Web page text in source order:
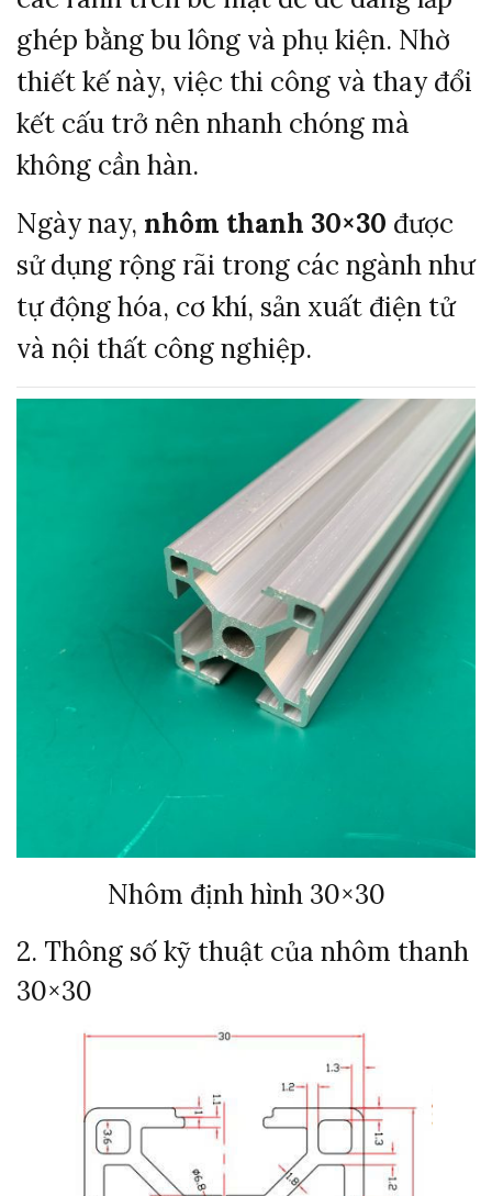
ghép bằng bu lông và phụ kiện. Nhờ
thiết kế này, việc thi công và thay đổi
kết cấu trở nên nhanh chóng mà
không cần hàn.
Ngày nay, nhôm thanh 30×30 được
sử dụng rộng rãi trong các ngành như
tự động hóa, cơ khí, sản xuất điện tử
và nội thất công nghiệp.
Nhôm định hình 30×30
2. Thông số kỹ thuật của nhôm thanh
30×30